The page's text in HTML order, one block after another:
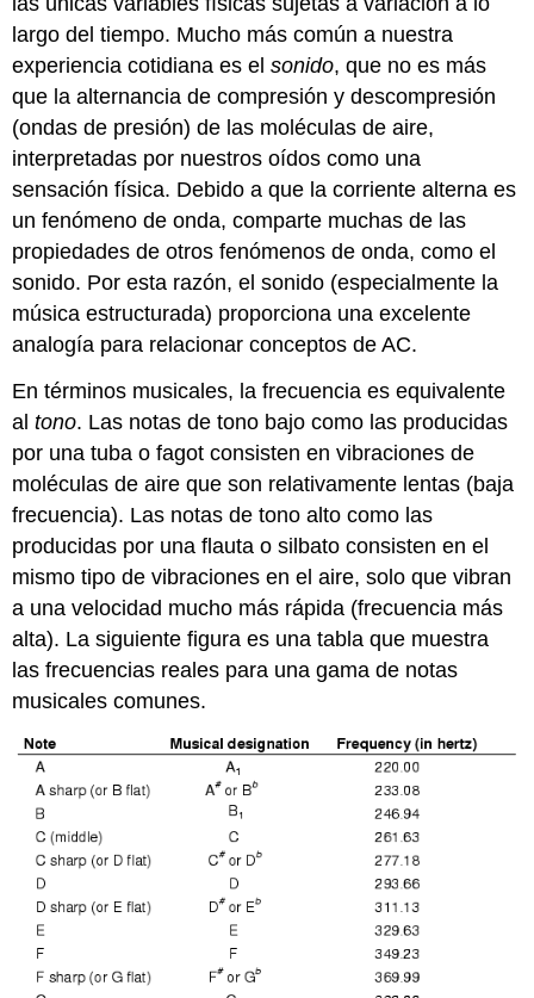
largo del tiempo. Mucho más común a nuestra
experiencia cotidiana es elsonido, que no es más
que la alternancia de compresión y descompresión
(ondas de presión) de las moléculas de aire,
interpretadas por nuestros oídos como una
sensación física. Debido a que la corriente alterna es
un fenómeno de onda, comparte muchas de las
propiedades de otros fenómenos de onda, como el
sonido. Por esta razón, el sonido (especialmente la
música estructurada) proporciona una excelente
analogía para relacionar conceptos de AC.
En términos musicales, la frecuencia es equivalente
altono. Las notas de tono bajo como las producidas
por una tuba o fagot consisten en vibraciones de
moléculas de aire que son relativamente lentas (baja
frecuencia). Las notas de tono alto como las
producidas por una flauta o silbato consisten en el
mismo tipo de vibraciones en el aire, solo que vibran
a una velocidad mucho más rápida (frecuencia más
alta). La siguiente figura es una tabla que muestra
las frecuencias reales para una gama de notas
musicales comunes.